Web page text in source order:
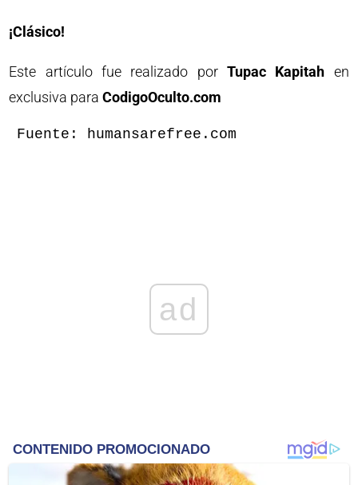
¡Clásico!
Este artículo fue realizado porTupac Kapitah en
exclusiva paraCodigoOculto.com
Fuente: humansarefree.com
ad